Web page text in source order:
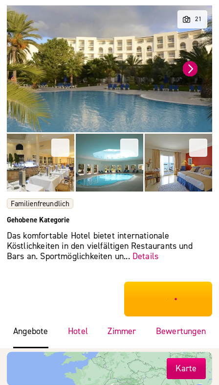
Familienfreundlich
Gehobene Kategorie
Das komfortable Hotel bietet internationale
Köstlichkeiten in den vielfältigen Restaurants und
Bars an. Sportmöglichkeiten un... Details
***************
Angebote Hotel Zimmer Bewertungen
Karte